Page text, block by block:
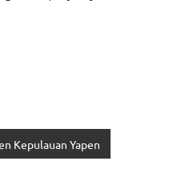
Kepulauan Yapen